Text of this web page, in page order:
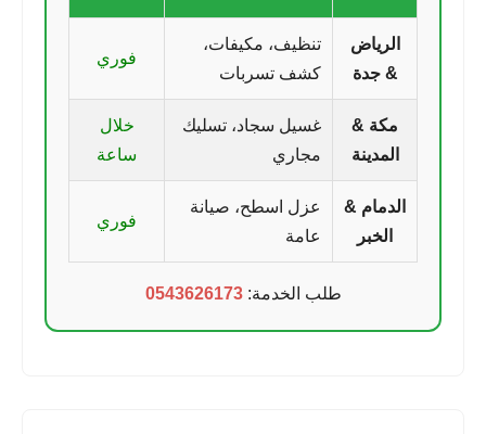
الرياض
& جدة
تنظيف، مكيفات،
كشف تسربات
فوري
مكة &
المدينة
غسيل سجاد، تسليك
مجاري
خلال
ساعة
الدمام &
الخبر
عزل اسطح، صيانة
عامة
فوري
طلب الخدمة:0543626173